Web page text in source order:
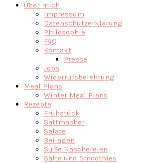
Über mich
Impressum
Datenschutzerklärung
Philosophie
FAQ
Kontakt
Presse
Jobs
Widerrufsbelehrung
Meal Plans
Winter Meal Plans
Rezepte
Frühstück
Sattmacher
Salate
Beilagen
Süße Naschereien
Säfte und Smoothies